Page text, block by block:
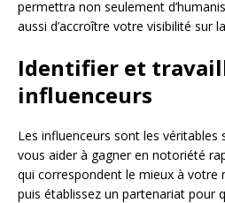
permettra non seulement
aussi d’accroître votre visibilité sur
Identifier et
influenceurs
Les influenceurs sont les
vous aider à gagner en notoriété
qui correspondent le mieux à votre
puis établissez un partenariat pour